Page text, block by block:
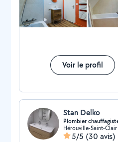
Voir le profil
Stan Delko
Plombier
5/5 (30 avis)